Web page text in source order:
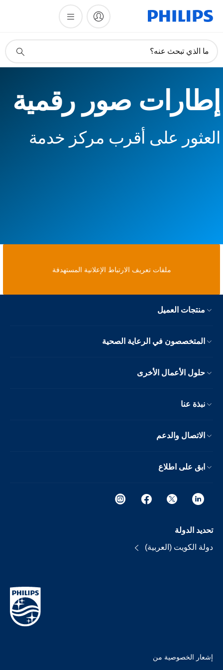
دعم
ما الذي تبحث عنه؟
إطارات صور رقمية
العثور على أقرب مركز خدمة
ملفات تعريف الارتباط الإعلانية المستهدفة
منتجات العميل
المتخصصون في الرعاية الصحية
حلول الأعمال الأخرى
نبذة عنا
الاتصال والدعم
ابق على اطلاع
تحديد الدولة
دولة الكويت (العربية)
إشعار الخصوصية من